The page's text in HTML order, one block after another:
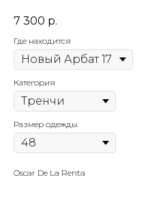
7 300 р.
Где находится
Категория
Размер одежды
Oscar De La Renta